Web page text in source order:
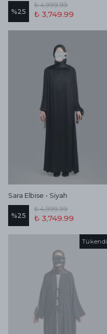
%25
₺ 4,999.99
₺ 3,749.99
Sara Elbise - Siyah
%25
₺ 4,999.99
₺ 3,749.99
Tükendi